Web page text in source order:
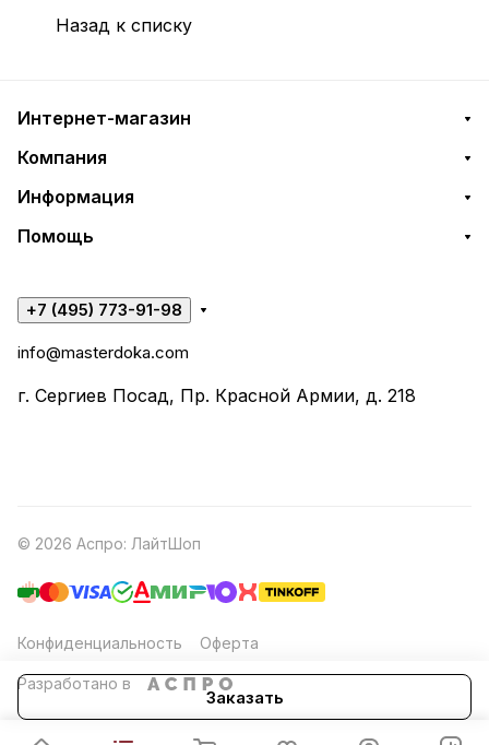
Заказать
Назад к списку
Интернет-магазин
Компания
Информация
Помощь
+7 (495) 773-91-98
info@masterdoka.com
г. Сергиев Посад, Пр. Красной Армии, д. 218
© 2026 Аспро: ЛайтШоп
Конфиденциальность Оферта
Разработано в